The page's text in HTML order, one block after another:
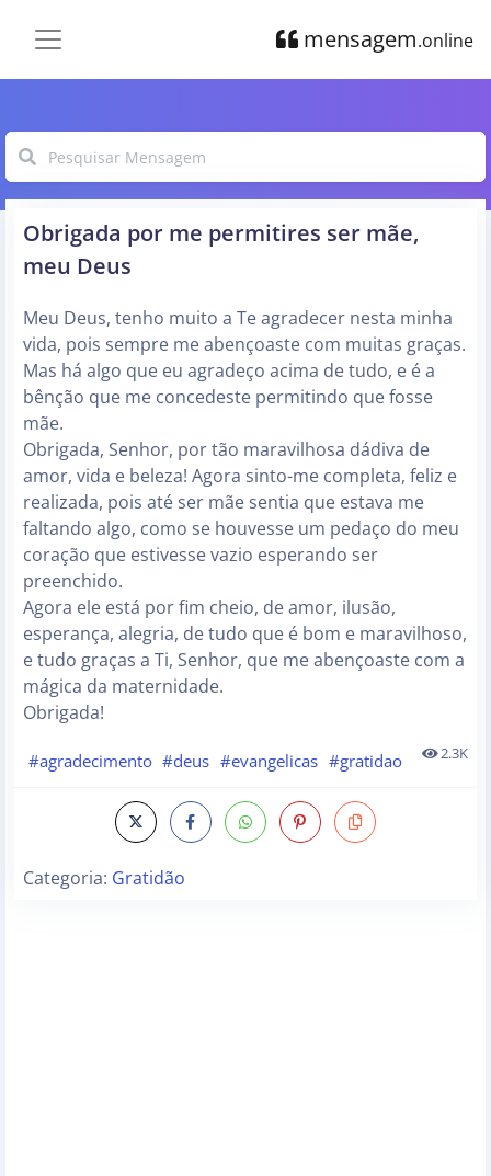
mensagem.online
Obrigada por me permitires ser mãe,
meu Deus
Meu Deus, tenho muito a Te agradecer nesta minha
vida, pois sempre me abençoaste com muitas graças.
Mas há algo que eu agradeço acima de tudo, e é a
bênção que me concedeste permitindo que fosse
mãe.
Obrigada, Senhor, por tão maravilhosa dádiva de
amor, vida e beleza! Agora sinto-me completa, feliz e
realizada, pois até ser mãe sentia que estava me
faltando algo, como se houvesse um pedaço do meu
coração que estivesse vazio esperando ser
preenchido.
Agora ele está por fim cheio, de amor, ilusão,
esperança, alegria, de tudo que é bom e maravilhoso,
e tudo graças a Ti, Senhor, que me abençoaste com a
mágica da maternidade.
Obrigada!
#agradecimento #deus #evangelicas #gratidao 2.3K
Categoria: Gratidão